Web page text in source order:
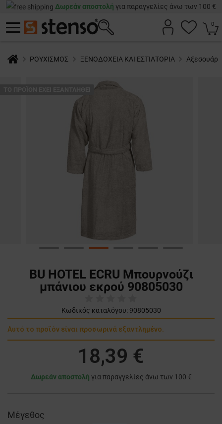
Δωρεάν αποστολή για παραγγελίες άνω των 100 €
0
ΡΟΥΧΙΣΜΟΣ ΞΕΝΟΔΟΧΕΙΑ ΚΑΙ ΕΣΤΙΑΤΟΡΙΑ Αξεσουάρ
BU HOTEL ECRU Μπουρνούζι
μπάνιου εκρού 90805030
Κωδικός καταλόγου: 90805030
Αυτό το προϊόν είναι προσωρινά εξαντλημένο.
18,39 €
Δωρεάν αποστολή για παραγγελίες άνω των 100 €
Μέγεθος